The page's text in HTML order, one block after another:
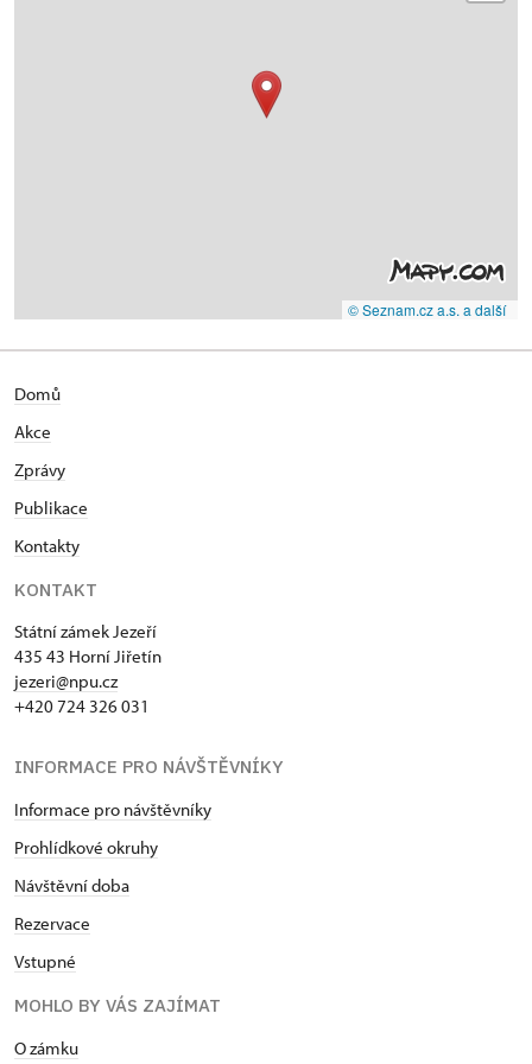
© Seznam.cz a.s. a další
Domů
Akce
Zprávy
Publikace
Kontakty
KONTAKT
Státní zámek Jezeří
435 43 Horní Jiřetín
jezeri@npu.cz
+420 724 326 031
INFORMACE PRO NÁVŠTĚVNÍKY
Informace pro návštěvníky
Prohlídkové okruhy
Návštěvní doba
Rezervace
Vstupné
MOHLO BY VÁS ZAJÍMAT
O zámku